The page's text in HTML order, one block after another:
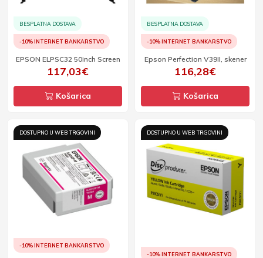
BESPLATNA DOSTAVA
-10% INTERNET BANKARSTVO
EPSON ELPSC32 50inch Screen
117,03€
Košarica
BESPLATNA DOSTAVA
-10% INTERNET BANKARSTVO
Epson Perfection V39II, skener
116,28€
Košarica
DOSTUPNO U WEB TRGOVINI
-10% INTERNET BANKARSTVO
DOSTUPNO U WEB TRGOVINI
-10% INTERNET BANKARSTVO